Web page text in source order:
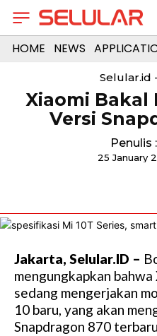
HOME NEWS
Selular.id -
Xiaomi Bakal
Versi
Penulis :
25 January
Jakarta, Selular.ID –
mengungkapkan
sedang mengerjakan
10 baru, yang akan
Snapdragon 870